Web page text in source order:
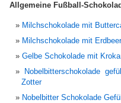
Allgemeine Fußball-
Milchschokolade mit
Milchschokolade mit
Gelbe Schokolade mit
Nobelbitterschokolade
Zotter
Nobelbitter Schokolade